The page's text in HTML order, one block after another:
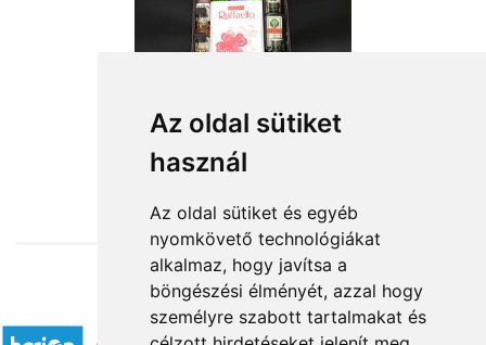
Az oldal sütiket
használ
Az oldal sütiket és egyéb
nyomkövető technológiákat
alkalmaz, hogy javítsa a
böngészési élményét, azzal hogy
személyre szabott tartalmakat és
from HUF21,600
Accepted payment methods